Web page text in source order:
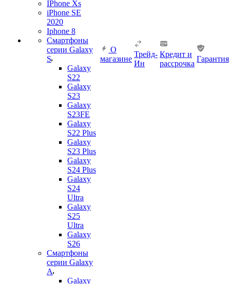
IPhone Xs
iPhone SE
2020
Iphone 8
Смартфоны
серии Galaxy
S
Galaxy
S22
Galaxy
S23
Galaxy
S23FE
Galaxy
S22 Plus
Galaxy
S23 Plus
Galaxy
S24 Plus
Galaxy
S24
Ultra
Galaxy
S25
Ultra
Galaxy
S26
Смартфоны
серии Galaxy
A
Galaxy
О
магазине
Трейд-
Ин
Кредит и
рассрочка
Гарантия